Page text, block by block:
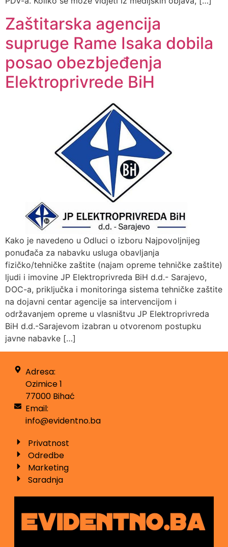
Zaštitarska agencija
supruge Rame Isaka dobila
posao obezbjeđenja
Elektroprivrede BiH
Kako je navedeno u Odluci o izboru Najpovoljnijeg
ponuđača za nabavku usluga obavljanja
fizičko/tehničke zaštite (najam opreme tehničke zaštite)
ljudi i imovine JP Elektroprivreda BiH d.d.- Sarajevo,
DOC-a, priključka i monitoringa sistema tehničke zaštite
na dojavni centar agencije sa intervencijom i
održavanjem opreme u vlasništvu JP Elektroprivreda
BiH d.d.-Sarajevom izabran u otvorenom postupku
javne nabavke […]
Adresa:
Ozimice 1
77000 Bihać
Email:
info@evidentno.ba
Privatnost
Odredbe
Marketing
Saradnja